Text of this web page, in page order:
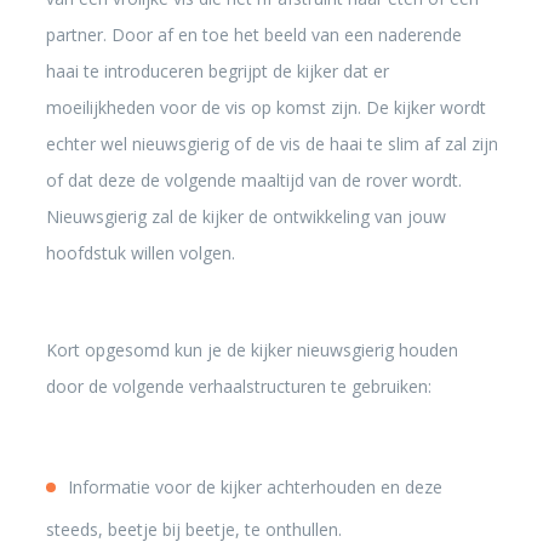
partner. Door af en toe het beeld van een naderende
haai te introduceren begrijpt de kijker dat er
moeilijkheden voor de vis op komst zijn. De kijker wordt
echter wel nieuwsgierig of de vis de haai te slim af zal zijn
of dat deze de volgende maaltijd van de rover wordt.
Nieuwsgierig zal de kijker de ontwikkeling van jouw
hoofdstuk willen volgen.
Kort opgesomd kun je de kijker nieuwsgierig houden
door de volgende verhaalstructuren te gebruiken:
Informatie voor de kijker achterhouden en deze
steeds, beetje bij beetje, te onthullen.